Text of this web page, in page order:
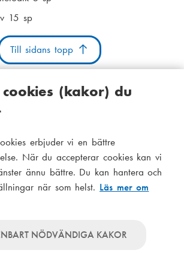
(kakor) du
erbjuder vi en bättre
När du accepterar cookies kan vi
ännu bättre. Du kan hantera och
när som helst. Läs mer om
NÖDVÄNDIGA KAKOR
15 sp
Till sidans topp
Tema
Temat
alltid
Temat